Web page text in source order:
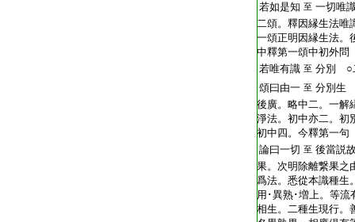
若如是知 至 一切唯
二頌。釋因縁生法唯
一頌正明因縁生法。
中釋第一頌中初外問
若唯有識 至 分別 ○
頌曰由一 至 分別生
後廣。略中二。一解
淨法。初中亦二。初
初中四。今釋第一句
論曰一切 至 後當説
果。次明除離繋果之
爲法。悉從本識種生
用･異熟･増上。等流
相生。二種生現行。